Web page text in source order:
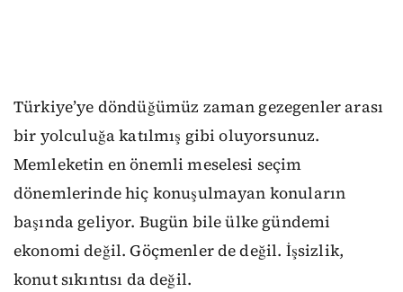
Türkiye’ye döndüğümüz zaman gezegenler arası
bir yolculuğa katılmış gibi oluyorsunuz.
Memleketin en önemli meselesi seçim
dönemlerinde hiç konuşulmayan konuların
başında geliyor. Bugün bile ülke gündemi
ekonomi değil. Göçmenler de değil. İşsizlik,
konut sıkıntısı da değil.